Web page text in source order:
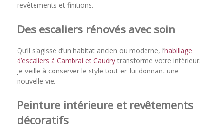
revêtements et finitions.
Des escaliers rénovés avec soin
Qu’il s’agisse d’un habitat ancien ou moderne, l’habillage
d’escaliers à Cambrai et Caudry transforme votre intérieur.
Je veille à conserver le style tout en lui donnant une
nouvelle vie.
Peinture intérieure et revêtements
décoratifs